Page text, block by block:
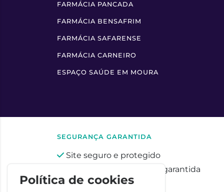
FARMÁCIA PANCADA
FARMÁCIA BENSAFRIM
FARMÁCIA SAFARENSE
FARMÁCIA CARNEIRO
ESPAÇO SAÚDE EM MOURA
SEGURANÇA GARANTIDA
Site seguro e protegido
Privacidade totalmente garantida
Pagamentos seguros
Política de cookies